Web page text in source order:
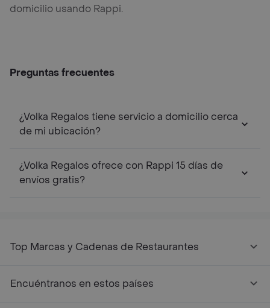
domicilio usando Rappi.
Preguntas frecuentes
¿Volka Regalos tiene servicio a domicilio cerca
de mi ubicación?
¿Volka Regalos ofrece con Rappi 15 días de
envíos gratis?
Top Marcas y Cadenas de Restaurantes
Encuéntranos en estos países